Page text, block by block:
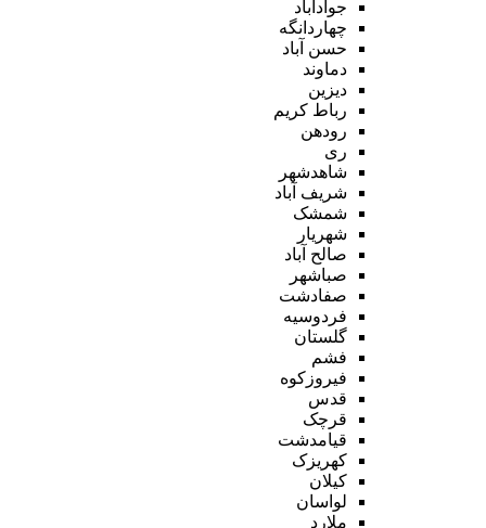
جوادآباد
چهاردانگه
حسن آباد
دماوند
دیزین
رباط کریم
رودهن
ری
شاهدشهر
شریف آباد
شمشک
شهریار
صالح آباد
صباشهر
صفادشت
فردوسیه
گلستان
فشم
فیروزکوه
قدس
قرچک
قیامدشت
کهریزک
کیلان
لواسان
ملارد